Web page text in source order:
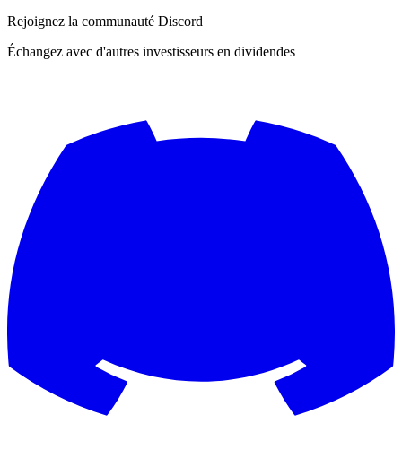
Rejoignez la communauté Discord
Échangez avec d'autres investisseurs en dividendes